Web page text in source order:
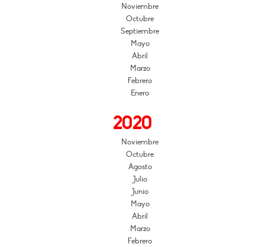
Noviembre
Octubre
Septiembre
Mayo
Abril
Marzo
Febrero
Enero
2020
Noviembre
Octubre
Agosto
Julio
Junio
Mayo
Abril
Marzo
Febrero